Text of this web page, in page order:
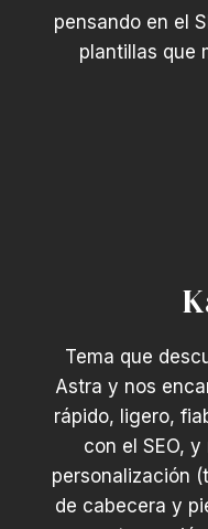
pensando en el
plantillas que
Tema que
Astra y nos
rápido, ligero,
con el SEO,
personalización
de cabecera y